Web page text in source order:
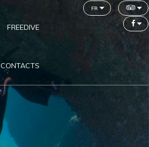
FREEDIVE
CONTACTS
fr